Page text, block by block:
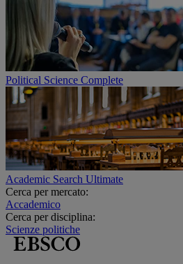
Political Science Complete
Academic Search Ultimate
Cerca per mercato:
Accademico
Cerca per disciplina:
Scienze politiche